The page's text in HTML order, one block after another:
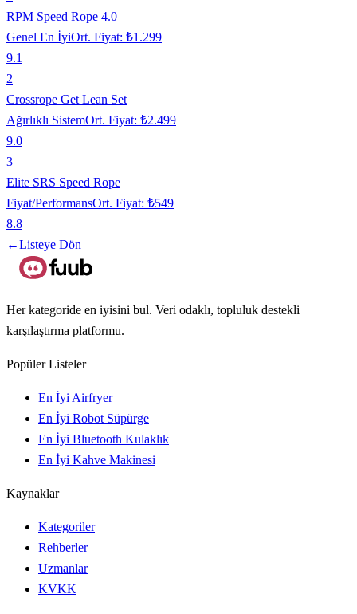
RPM Speed Rope 4.0
Genel En İyiOrt. Fiyat: ₺1.299
9.1
2
Crossrope Get Lean Set
Ağırlıklı SistemOrt. Fiyat: ₺2.499
9.0
3
Elite SRS Speed Rope
Fiyat/PerformansOrt. Fiyat: ₺549
8.8
←Listeye Dön
Her kategoride en iyisini bul. Veri odaklı, topluluk destekli
karşılaştırma platformu.
Popüler Listeler
En İyi Airfryer
En İyi Robot Süpürge
En İyi Bluetooth Kulaklık
En İyi Kahve Makinesi
Kaynaklar
Kategoriler
Rehberler
Uzmanlar
KVKK